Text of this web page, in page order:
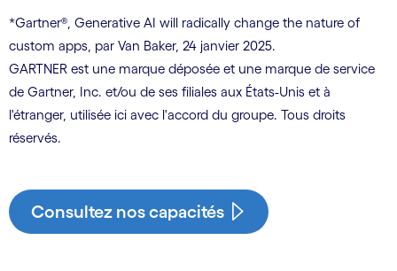
*Gartner®, Generative AI will radically change the nature of
custom apps, par Van Baker, 24 janvier 2025.
GARTNER est une marque déposée et une marque de service
de Gartner, Inc. et/ou de ses filiales aux États-Unis et à
l'étranger, utilisée ici avec l'accord du groupe. Tous droits
réservés.
Consultez nos capacités